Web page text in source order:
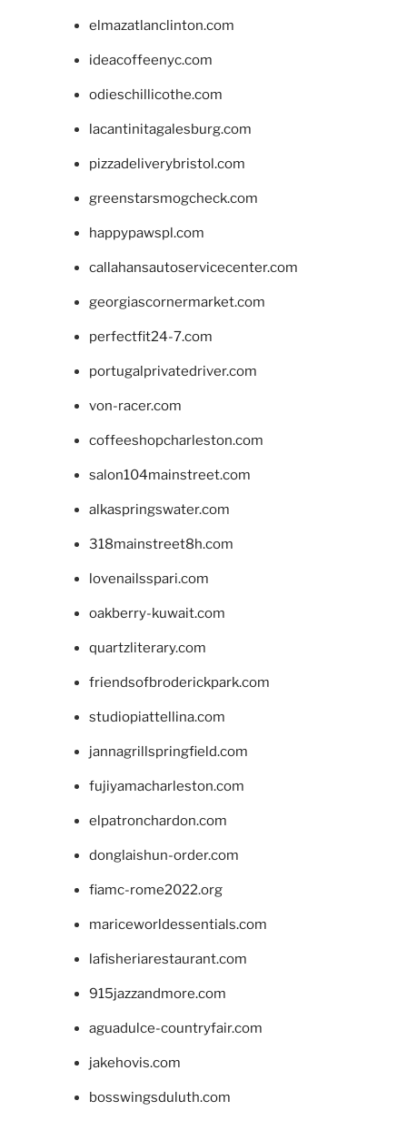
elmazatlanclinton.com
ideacoffeenyc.com
odieschillicothe.com
lacantinitagalesburg.com
pizzadeliverybristol.com
greenstarsmogcheck.com
happypawspl.com
callahansautoservicecenter.com
georgiascornermarket.com
perfectfit24-7.com
portugalprivatedriver.com
von-racer.com
coffeeshopcharleston.com
salon104mainstreet.com
alkaspringswater.com
318mainstreet8h.com
lovenailsspari.com
oakberry-kuwait.com
quartzliterary.com
friendsofbroderickpark.com
studiopiattellina.com
jannagrillspringfield.com
fujiyamacharleston.com
elpatronchardon.com
donglaishun-order.com
fiamc-rome2022.org
mariceworldessentials.com
lafisheriarestaurant.com
915jazzandmore.com
aguadulce-countryfair.com
jakehovis.com
bosswingsduluth.com